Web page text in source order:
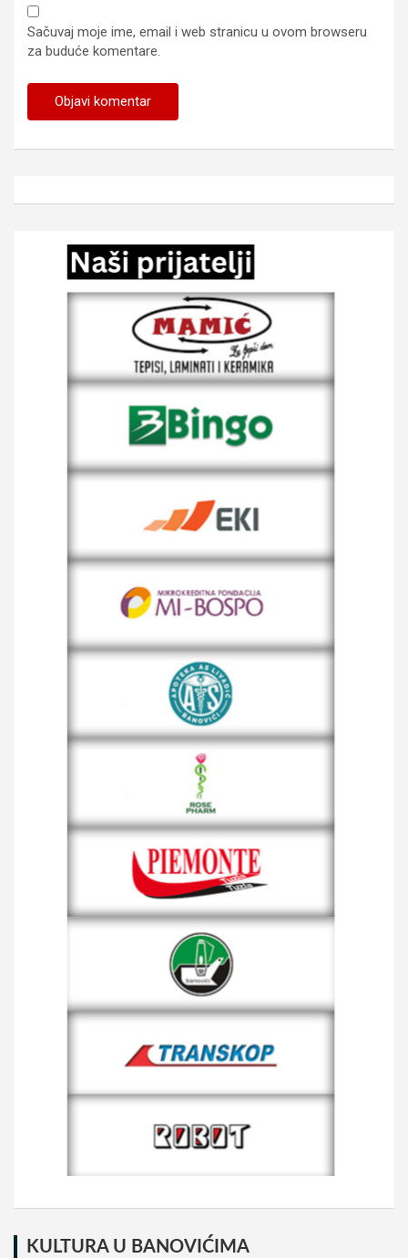
Sačuvaj moje ime, email i web stranicu u ovom browseru
za buduće komentare.
KULTURA U BANOVIĆIMA